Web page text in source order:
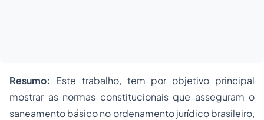
Resumo: Este trabalho, tem por objetivo principal
mostrar as normas constitucionais que asseguram o
saneamento básico no ordenamento jurídico brasileiro,